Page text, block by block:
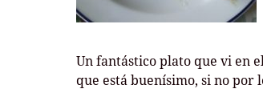
Un fantástico plato que vi en
que está buenísimo, si no por